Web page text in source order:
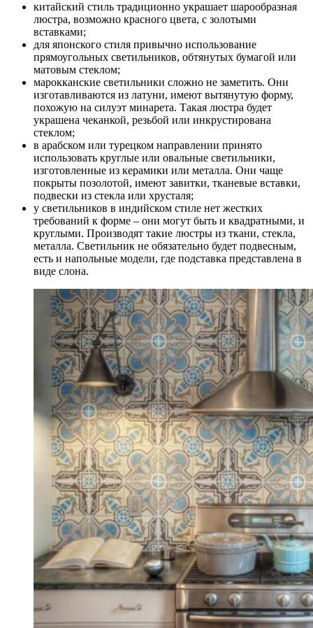
китайский стиль традиционно украшает шарообразная
люстра, возможно красного цвета, с золотыми
вставками;
для японского стиля привычно использование
прямоугольных светильников, обтянутых бумагой или
матовым стеклом;
марокканские светильники сложно не заметить. Они
изготавливаются из латуни, имеют вытянутую форму,
похожую на силуэт минарета. Такая люстра будет
украшена чеканкой, резьбой или инкрустирована
стеклом;
в арабском или турецком направлении принято
использовать круглые или овальные светильники,
изготовленные из керамики или металла. Они чаще
покрыты позолотой, имеют завитки, тканевые вставки,
подвески из стекла или хрусталя;
у светильников в индийском стиле нет жестких
требований к форме – они могут быть и квадратными, и
круглыми. Производят такие люстры из ткани, стекла,
металла. Светильник не обязательно будет подвесным,
есть и напольные модели, где подставка представлена в
виде слона.